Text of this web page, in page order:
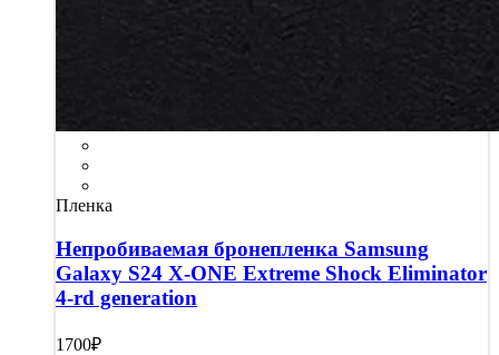
Пленка
Непробиваемая бронепленка Samsung
Galaxy S24 X-ONE Extreme Shock Eliminator
4-rd generation
1700₽